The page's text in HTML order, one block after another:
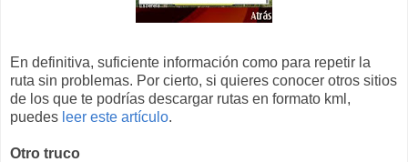
En definitiva, suficiente información como para repetir la
ruta sin problemas. Por cierto, si quieres conocer otros sitios
de los que te podrías descargar rutas en formato kml,
puedes leer este artículo.
Otro truco